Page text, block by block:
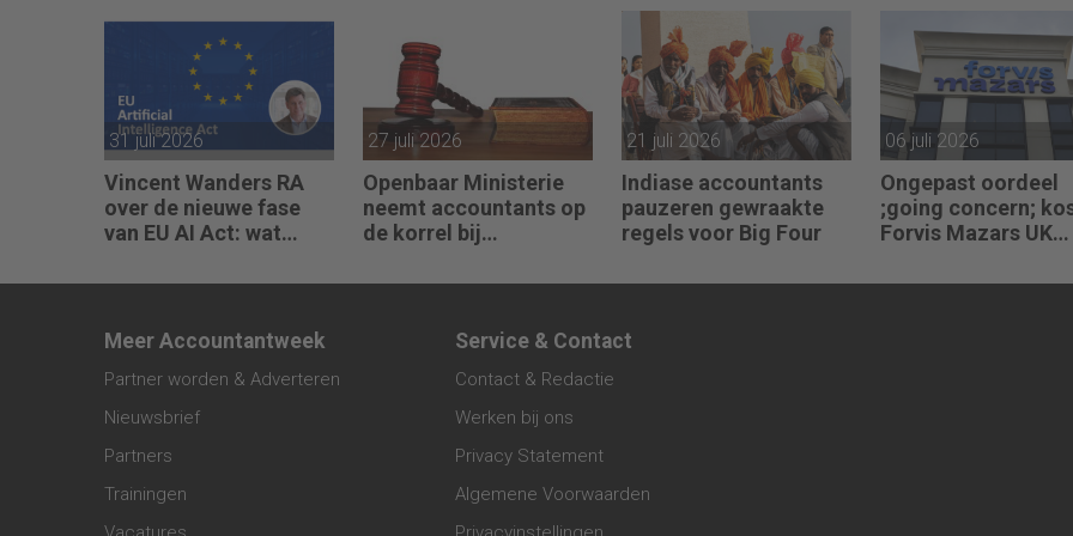
31 juli 2026
Vincent Wanders RA
over de nieuwe fase
van EU AI Act: wat
moeten regelen
27 juli 2026
Openbaar Ministerie
neemt accountants op
de korrel bij
21 juli 2026
Indiase accountants
pauzeren gewraakte
regels voor Big Four
06 juli 2026
Ongepast oordeel
;going concern;
Forvis Mazars UK
Meer Accountantweek
Partner worden & Adverteren
Nieuwsbrief
Partners
Trainingen
Service & Contact
Contact & Redactie
Werken bij ons
Privacy Statement
Algemene Voorwaarden